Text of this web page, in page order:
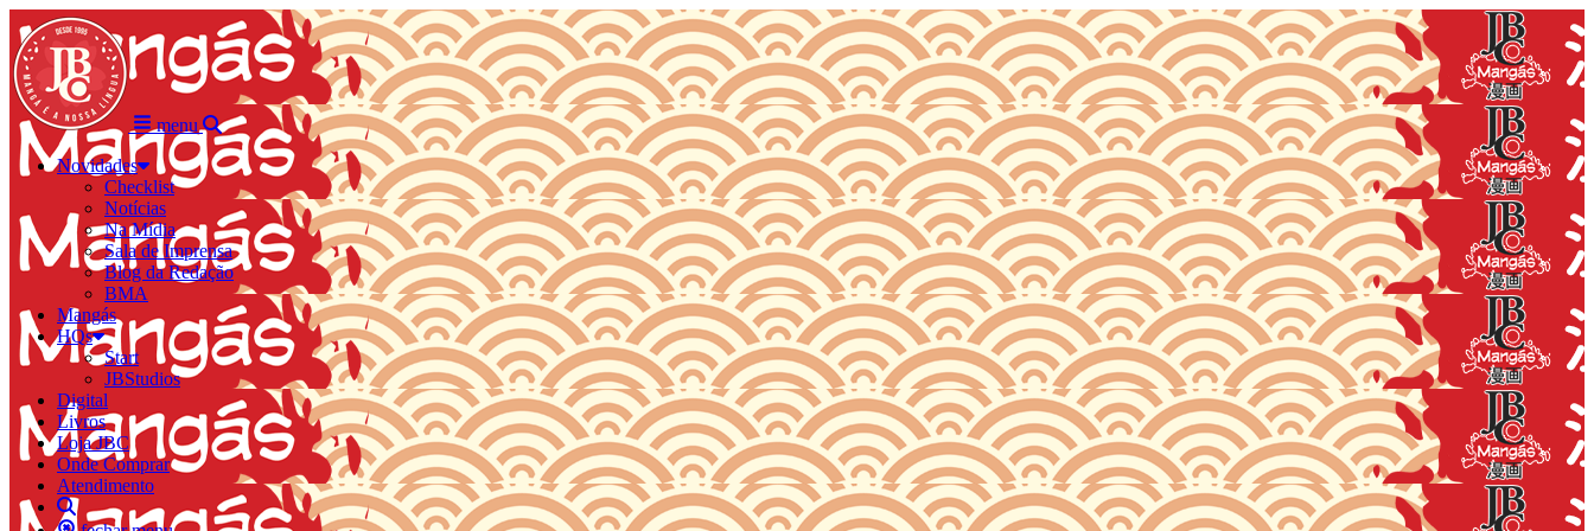
menu
Novidades
Checklist
Notícias
Na Mídia
Sala de Imprensa
Blog da Redação
BMA
Mangás
HQs
Start
JBStudios
Digital
Livros
Loja JBC
Onde Comprar
Atendimento